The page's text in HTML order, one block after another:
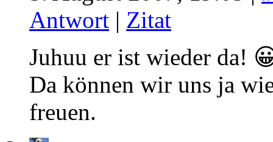
Antwort | Zitat
Juhuu er ist wieder da!
Da können wir uns ja
freuen.